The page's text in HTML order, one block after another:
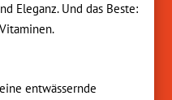
Eleganz. Und das Beste:
entwässernde